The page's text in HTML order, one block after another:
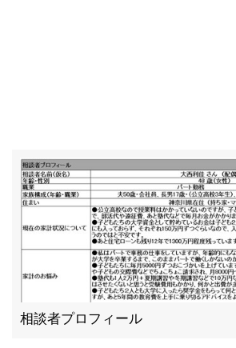
相談者プロフィール